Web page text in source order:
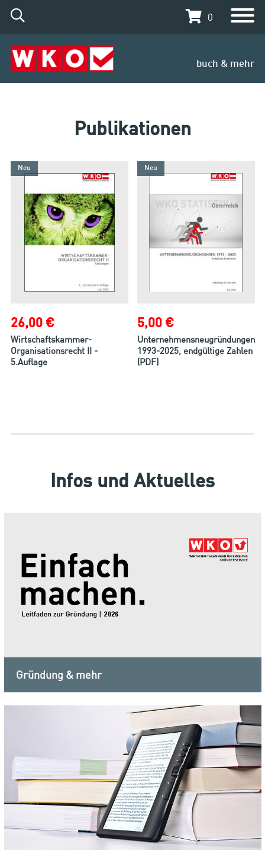
0
buch & mehr
Publikationen
Neu
26,00 €
Wirtschaftskammer-
Organisationsrecht II -
5.Auflage
Neu
5,00 €
Unternehmensneugründungen
1993-2025, endgültige Zahlen
(PDF)
Infos und Aktuelles
Gründung & mehr